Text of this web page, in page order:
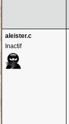
aleister.c
Inactif